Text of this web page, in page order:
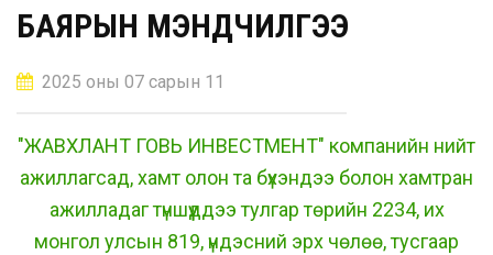
БАЯРЫН МЭНДЧИЛГЭЭ
2025 оны 07 сарын 11
"ЖАВХЛАНТ ГОВЬ ИНВЕСТМЕНТ" компанийн нийт
ажиллагсад, хамт олон та бүхэндээ болон хамтран
ажилладаг түншүүддээ тулгар төрийн 2234, их
монгол улсын 819, үндэсний эрх чөлөө, тусгаар